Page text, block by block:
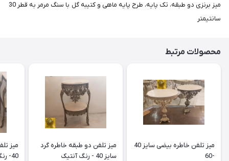
میز برنزی دو طبقه، تک پایه، طرح پایه ماهی و کتیبه گل با سنگ مرمر به قطر 30
سانتیمتر
محصولات مرتبط
میز تلفن خاطره بیضی سایز 40
-60
میز تلفن دو طبقه خاطره گرد
سایز 40 - رنگ آنتیک
میز
40- رنگ سفید طلایی